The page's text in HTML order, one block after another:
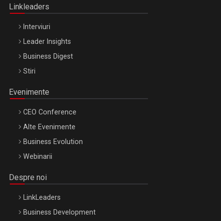
Linkleaders
Interviuri
Leader Insights
Business Digest
Stiri
Evenimente
CEO Conference
Alte Evenimente
Business Evolution
Webinarii
Despre noi
LinkLeaders
Business Development